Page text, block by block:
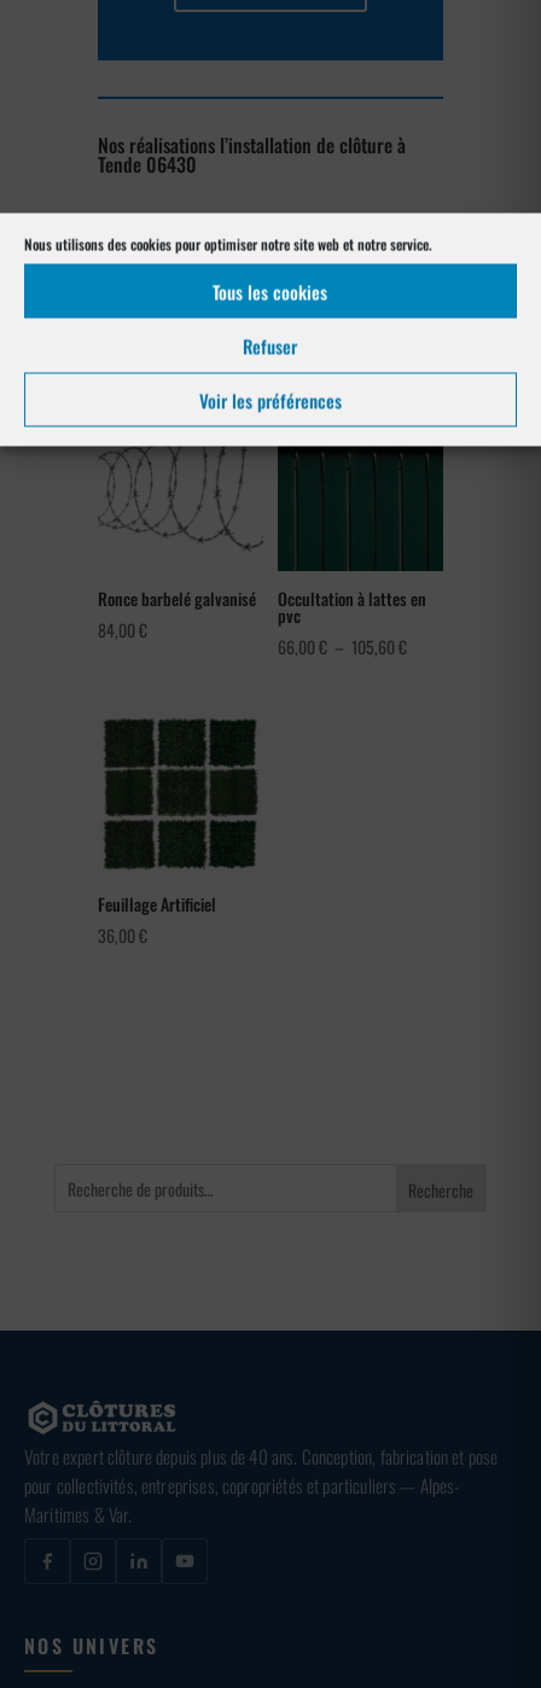
Nous utilisons des cookies pour optimiser notre site web et notre service.
Tous les cookies
Refuser
Voir les préférences
Nos réalisations l’installation de clôture à
Tende 06430
post_type= »project » order= »asc »
orderby= »rand »]
Les produits de clôtures utilisés
Ronce barbelé galvanisé
84,00€
Occultation à lattes en
pvc
66,00€ – 105,60€Plage
Feuillage Artificiel
36,00€
Recherche
Votre expert clôture depuis plus de 40 ans. Conception, fabrication et pose
pour collectivités, entreprises, copropriétés et particuliers — Alpes-
Maritimes & Var.
NOS UNIVERS